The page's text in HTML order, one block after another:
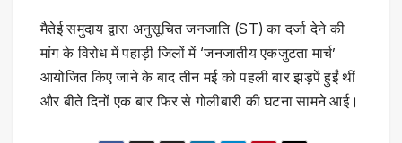
मैतेई समुदाय द्वारा अनुसूचित जनजाति (ST) का दर्जा देने की
मांग के विरोध में पहाड़ी जिलों में ‘जनजातीय एकजुटता मार्च’
आयोजित किए जाने के बाद तीन मई को पहली बार झड़पें हुईं थीं
और बीते दिनों एक बार फिर से गोलीबारी की घटना सामने आई।